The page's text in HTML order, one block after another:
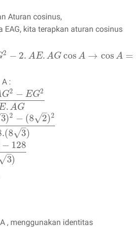
Aturan cosinus,
EAG, kita terapkan aturan cosinus
2 − 2. AE. AG cos A → cos A =
:
G2 − EG2
. AG
3
–)2 − (8 2
–
√ )2
(8 3
–
√ )
− 128
3
–)
, menggunakan identitas